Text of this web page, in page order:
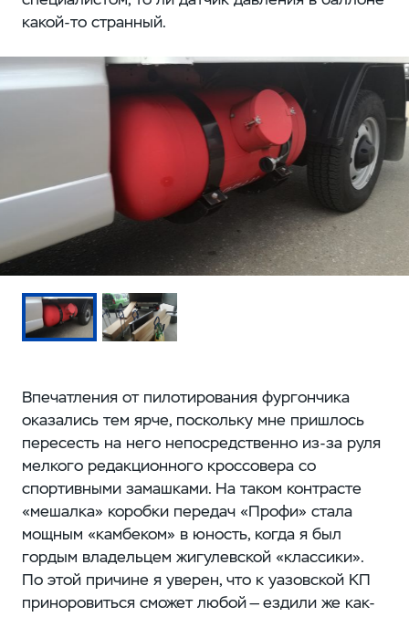
какой-то странный.
Впечатления от пилотирования фургончика
оказались тем ярче, поскольку мне пришлось
пересесть на него непосредственно из-за руля
мелкого редакционного кроссовера со
спортивными замашками. На таком контрасте
«мешалка» коробки передач «Профи» стала
мощным «камбеком» в юность, когда я был
гордым владельцем жигулевской «классики».
По этой причине я уверен, что к уазовской КП
приноровиться сможет любой — ездили же как-